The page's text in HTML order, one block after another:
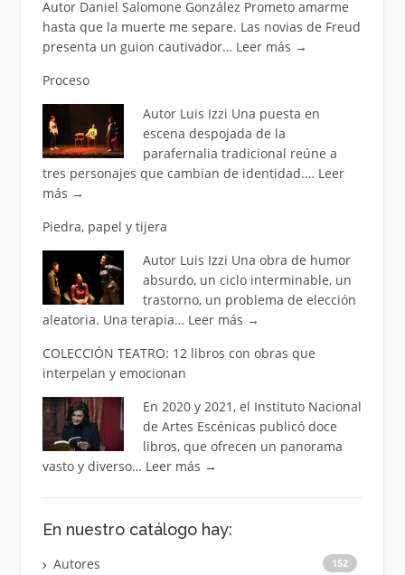
Autor Daniel Salomone González Prometo amarme
hasta que la muerte me separe. Las novias de Freud
presenta un guion cautivador… Leer más →
Proceso
Autor Luis Izzi Una puesta en
escena despojada de la
parafernalia tradicional reúne a
tres personajes que cambian de identidad.… Leer
más →
Piedra, papel y tijera
Autor Luis Izzi Una obra de humor
absurdo, un ciclo interminable, un
trastorno, un problema de elección
aleatoria. Una terapia… Leer más →
COLECCIÓN TEATRO: 12 libros con obras que
interpelan y emocionan
En 2020 y 2021, el Instituto Nacional
de Artes Escénicas publicó doce
libros, que ofrecen un panorama
vasto y diverso… Leer más →
En nuestro catálogo hay:
Autores 152